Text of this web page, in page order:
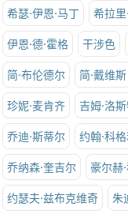
希瑟·伊恩·马丁 希拉里
伊恩·德·霍格 干涉色
简·布伦德尔 简·戴维斯
珍妮·麦肯齐 吉姆·洛
乔迪·斯蒂尔 约翰·科
乔纳森·奎吉尔 豪尔赫
约瑟夫·兹布克维奇 朱